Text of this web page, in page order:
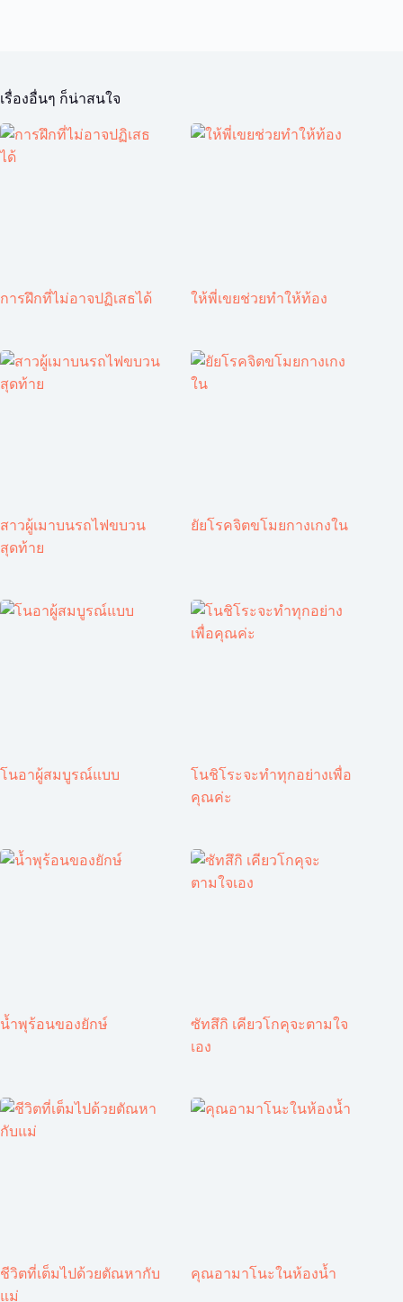
เรื่องอื่นๆ ก็น่าสนใจ
การฝึกที่ไม่อาจปฏิเสธได้ ให้พี่เขยช่วยทำให้ท้อง
สาวผู้เมาบนรถไฟขบวน
สุดท้าย
ยัยโรคจิตขโมยกางเกงใน
โนอาผู้สมบูรณ์แบบ
โนชิโระจะทำทุกอย่างเพื่อ
คุณค่ะ
น้ำพุร้อนของยักษ์
ซัทสึกิ เคียวโกคุจะตามใจ
เอง
ชีวิตที่เต็มไปด้วยตัณหากับ
แม่
คุณอามาโนะในห้องน้ำ